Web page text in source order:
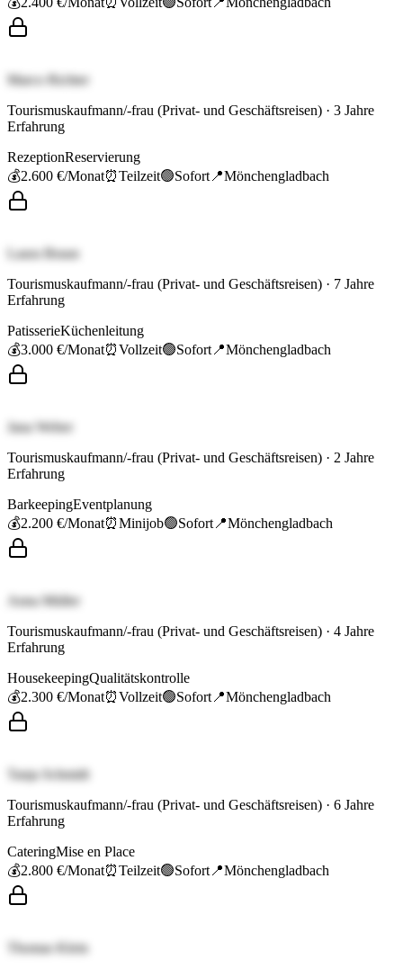
Marco Richter
Tourismuskaufmann/-frau (Privat- und Geschäftsreisen) · 3 Jahre
Erfahrung
RezeptionReservierung
💰2.600 €/Monat⏰Teilzeit🟢Sofort 📍Mönchengladbach
Laura Braun
Tourismuskaufmann/-frau (Privat- und Geschäftsreisen) · 7 Jahre
Erfahrung
PatisserieKüchenleitung
💰3.000 €/Monat⏰Vollzeit🟢Sofort 📍Mönchengladbach
Jana Weber
Tourismuskaufmann/-frau (Privat- und Geschäftsreisen) · 2 Jahre
Erfahrung
BarkeepingEventplanung
💰2.200 €/Monat⏰Minijob🟢Sofort 📍Mönchengladbach
Anna Müller
Tourismuskaufmann/-frau (Privat- und Geschäftsreisen) · 4 Jahre
Erfahrung
HousekeepingQualitätskontrolle
💰2.300 €/Monat⏰Vollzeit🟢Sofort 📍Mönchengladbach
Tanja Schmidt
Tourismuskaufmann/-frau (Privat- und Geschäftsreisen) · 6 Jahre
Erfahrung
CateringMise en Place
💰2.800 €/Monat⏰Teilzeit🟢Sofort 📍Mönchengladbach
Thomas Klein